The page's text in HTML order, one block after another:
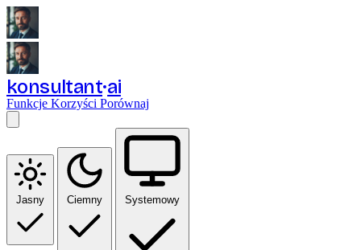
konsultant ai
Funkcje Korzyści Porównaj
Jasny Ciemny Systemowy